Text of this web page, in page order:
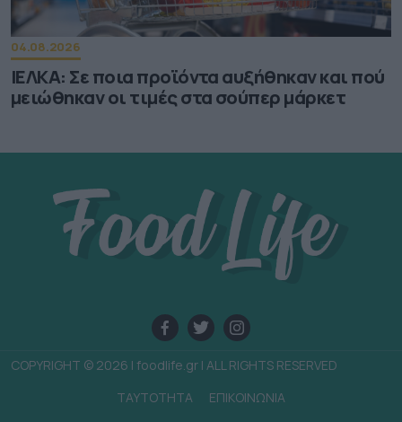
04.08.2026
ΙΕΛΚΑ: Σε ποια προϊόντα αυξήθηκαν και πού
μειώθηκαν οι τιμές στα σούπερ μάρκετ
COPYRIGHT © 2026 | foodlife.gr | ALL RIGHTS RESERVED
TAYTOTHTA
ΕΠΙΚΟΙΝΩΝΙΑ